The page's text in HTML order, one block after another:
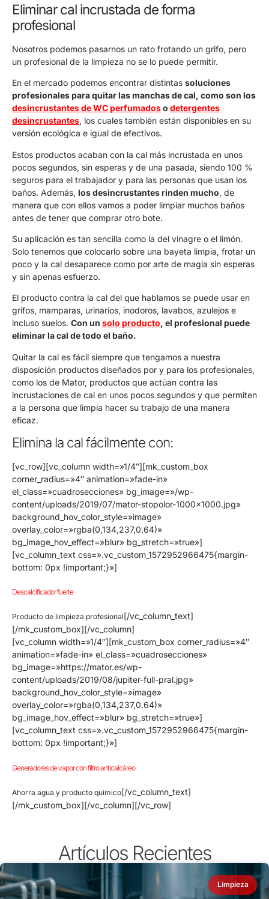
Eliminar cal incrustada de forma
profesional
Nosotros podemos pasarnos un rato frotando un grifo, pero
un profesional de la limpieza no se lo puede permitir.
En el mercado podemos encontrar distintas soluciones
profesionales para quitar las manchas de cal, como son los
desincrustantes de WC perfumadoso detergentes
desincrustantes, los cuales también están disponibles en su
versión ecológica e igual de efectivos.
Estos productos acaban con la cal más incrustada en unos
pocos segundos, sin esperas y de una pasada, siendo 100 %
seguros para el trabajador y para las personas que usan los
baños. Además, los desincrustantes rinden mucho, de
manera que con ellos vamos a poder limpiar muchos baños
antes de tener que comprar otro bote.
Su aplicación es tan sencilla como la del vinagre o el limón.
Solo tenemos que colocarlo sobre una bayeta limpia, frotar un
poco y la cal desaparece como por arte de magia sin esperas
y sin apenas esfuerzo.
El producto contra la cal del que hablamos se puede usar en
grifos, mamparas, urinarios, inodoros, lavabos, azulejos e
incluso suelos. Con un solo producto, el profesional puede
eliminar la cal de todo el baño.
Quitar la cal es fácil siempre que tengamos a nuestra
disposición productos diseñados por y para los profesionales,
como los de Mator, productos que actúan contra las
incrustaciones de cal en unos pocos segundos y que permiten
a la persona que limpia hacer su trabajo de una manera
eficaz.
Elimina la cal fácilmente con:
[vc_row][vc_column width=»1/4″][mk_custom_box
corner_radius=»4″ animation=»fade-in»
el_class=»cuadrosecciones» bg_image=»/wp-
content/uploads/2019/07/mator-stopolor-1000×1000.jpg»
background_hov_color_style=»image»
overlay_color=»rgba(0,134,237,0.64)»
bg_image_hov_effect=»blur» bg_stretch=»true»]
[vc_column_text css=».vc_custom_1572952966475{margin-
bottom: 0px !important;}»]
Descalcificador fuerte
Producto de limpieza profesional [/vc_column_text]
[/mk_custom_box][/vc_column]
[vc_column width=»1/4″][mk_custom_box corner_radius=»4″
animation=»fade-in» el_class=»cuadrosecciones»
bg_image=»https://mator.es/wp-
content/uploads/2019/08/jupiter-full-pral.jpg»
background_hov_color_style=»image»
overlay_color=»rgba(0,134,237,0.64)»
bg_image_hov_effect=»blur» bg_stretch=»true»]
[vc_column_text css=».vc_custom_1572952966475{margin-
bottom: 0px !important;}»]
Generadores de vapor con filtro anticalcáreo
Ahorra agua y producto químico[/vc_column_text]
[/mk_custom_box][/vc_column][/vc_row]
Artículos Recientes
Limpieza